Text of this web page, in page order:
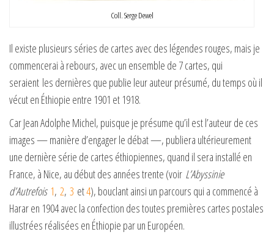
Coll. Serge Dewel
Il existe plusieurs séries de cartes avec des légendes rouges, mais je
commencerai à rebours, avec un ensemble de 7 cartes, qui
seraient les dernières que publie leur auteur présumé, du temps où il
vécut en Éthiopie entre 1901 et 1918.
Car Jean Adolphe Michel, puisque je présume qu’il est l’auteur de ces
images — manière d’engager le débat —, publiera ultérieurement
une dernière série de cartes éthiopiennes, quand il sera installé en
France, à Nice, au début des années trente (voir L’Abyssinie
d’Autrefois 1, 2, 3 et4), bouclant ainsi un parcours qui a commencé à
Harar en 1904 avec la confection des toutes premières cartes postales
illustrées réalisées en Éthiopie par un Européen.